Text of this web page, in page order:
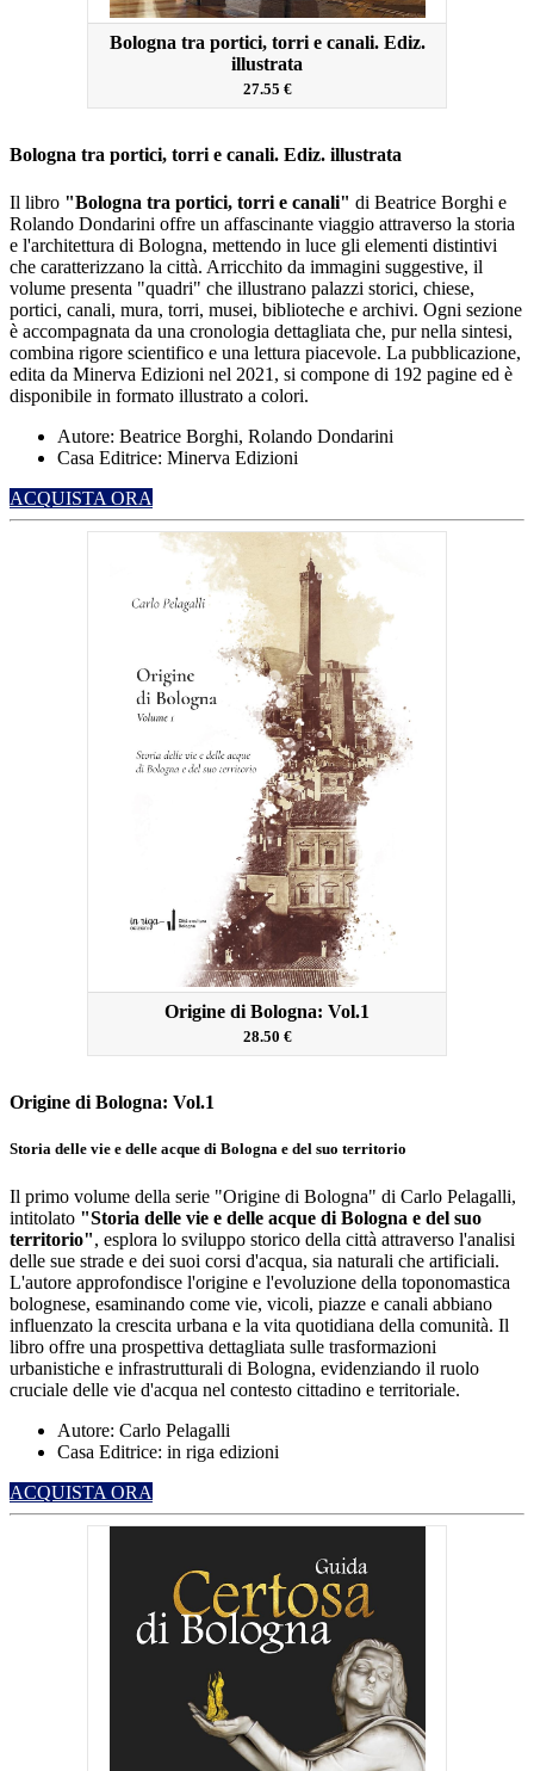
Bologna tra portici, torri e canali. Ediz.
illustrata
27.55 €
Bologna tra portici, torri e canali. Ediz. illustrata
Il libro "Bologna tra portici, torri e canali" di Beatrice Borghi e
Rolando Dondarini offre un affascinante viaggio attraverso la storia
e l'architettura di Bologna, mettendo in luce gli elementi distintivi
che caratterizzano la città. Arricchito da immagini suggestive, il
volume presenta "quadri" che illustrano palazzi storici, chiese,
portici, canali, mura, torri, musei, biblioteche e archivi. Ogni sezione
è accompagnata da una cronologia dettagliata che, pur nella sintesi,
combina rigore scientifico e una lettura piacevole. La pubblicazione,
edita da Minerva Edizioni nel 2021, si compone di 192 pagine ed è
disponibile in formato illustrato a colori.
Autore: Beatrice Borghi, Rolando Dondarini
Casa Editrice: Minerva Edizioni
ACQUISTA ORA
Origine di Bologna: Vol.1
28.50 €
Origine di Bologna: Vol.1
Storia delle vie e delle acque di Bologna e del suo territorio
Il primo volume della serie "Origine di Bologna" di Carlo Pelagalli,
intitolato "Storia delle vie e delle acque di Bologna e del suo
territorio", esplora lo sviluppo storico della città attraverso l'analisi
delle sue strade e dei suoi corsi d'acqua, sia naturali che artificiali.
L'autore approfondisce l'origine e l'evoluzione della toponomastica
bolognese, esaminando come vie, vicoli, piazze e canali abbiano
influenzato la crescita urbana e la vita quotidiana della comunità. Il
libro offre una prospettiva dettagliata sulle trasformazioni
urbanistiche e infrastrutturali di Bologna, evidenziando il ruolo
cruciale delle vie d'acqua nel contesto cittadino e territoriale.
Autore: Carlo Pelagalli
Casa Editrice: in riga edizioni
ACQUISTA ORA